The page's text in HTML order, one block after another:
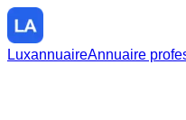
LuxannuaireAnnuaire